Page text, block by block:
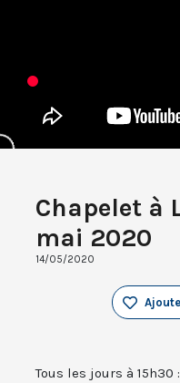
Chapelet à
mai 2020
14/05/2020
Tous les jours à